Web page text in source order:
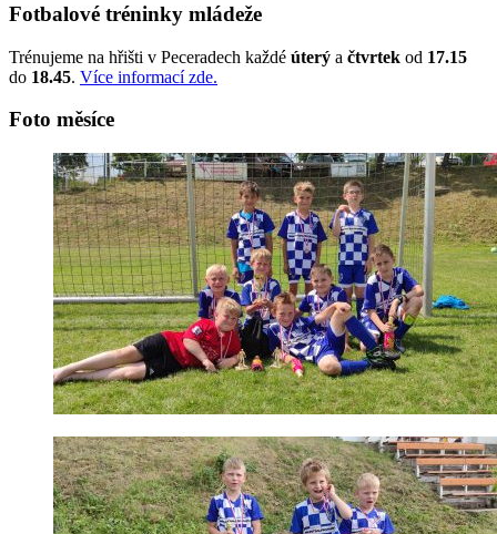
Fotbalové tréninky mládeže
Trénujeme na hřišti v Peceradech každé úterý a čtvrtek od 17.15
do 18.45. Více informací zde.
Foto měsíce